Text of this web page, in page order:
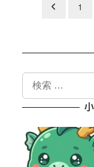
の
ペ
ー
ジ
送
1
索